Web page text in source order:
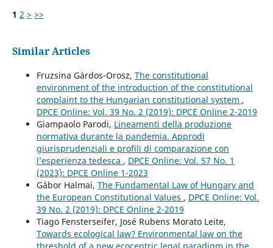
1 2 > >>
Similar Articles
Fruzsina Gárdos-Orosz, The constitutional
environment of the introduction of the constitutional
complaint to the Hungarian constitutional system ,
DPCE Online: Vol. 39 No. 2 (2019): DPCE Online 2-2019
Giampaolo Parodi, Lineamenti della produzione
normativa durante la pandemia. Approdi
giurisprudenziali e profili di comparazione con
l’esperienza tedesca , DPCE Online: Vol. 57 No. 1
(2023): DPCE Online 1-2023
Gábor Halmai, The Fundamental Law of Hungary and
the European Constitutional Values , DPCE Online: Vol.
39 No. 2 (2019): DPCE Online 2-2019
Tiago Fensterseifer, José Rubens Morato Leite,
Towards ecological law? Environmental law on the